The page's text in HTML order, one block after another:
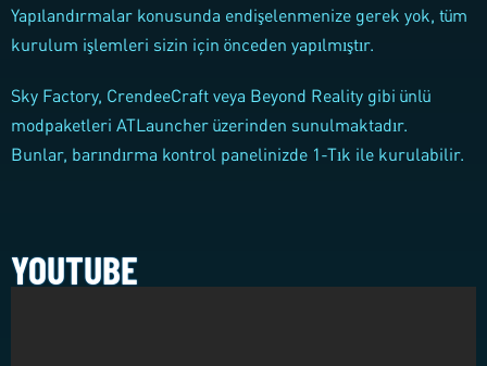
Yapılandırmalar konusunda endişelenmenize gerek yok, tüm
kurulum işlemleri sizin için önceden yapılmıştır.
Sky Factory, CrendeeCraft veya Beyond Reality gibi ünlü
modpaketleri ATLauncher üzerinden sunulmaktadır.
Bunlar, barındırma kontrol panelinizde 1-Tık ile kurulabilir.
YOUTUBE